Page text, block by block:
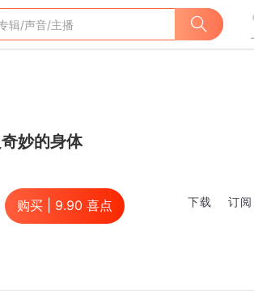
妙的身体
购买 | 9.90 喜点 下载 订阅